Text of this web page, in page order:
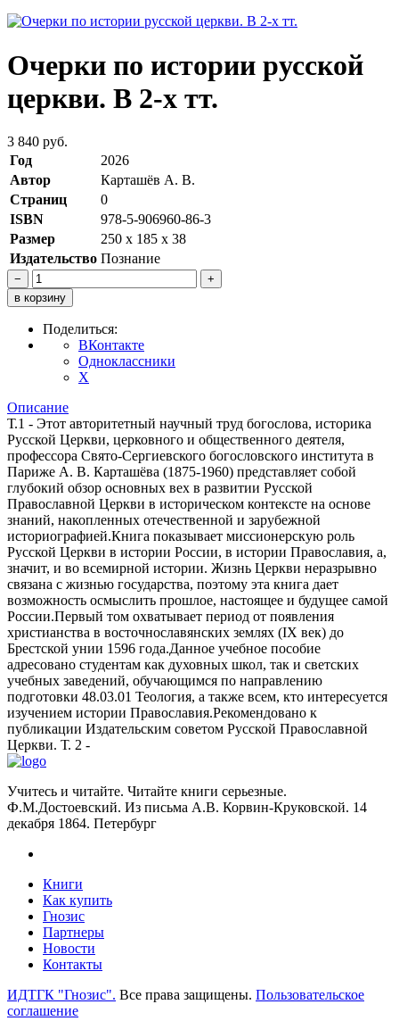
Очерки по истории русской
церкви. В 2-х тт.
3 840 руб.
Год
2026
Автор
Карташёв А. В.
Страниц
0
ISBN
978-5-906960-86-3
Размер
250 x 185 x 38
Издательство Познание
−
+
в корзину
Поделиться:
ВКонтакте
Одноклассники
X
Описание
Т.1 - Этот авторитетный научный труд богослова, историка
Русской Церкви, церковного и общественного деятеля,
профессора Свято-Сергиевского богословского института в
Париже А. В. Карташёва (1875-1960) представляет собой
глубокий обзор основных вех в развитии Русской
Православной Церкви в историческом контексте на основе
знаний, накопленных отечественной и зарубежной
историографией.Книга показывает миссионерскую роль
Русской Церкви в истории России, в истории Православия, а,
значит, и во всемирной истории. Жизнь Церкви неразрывно
связана с жизнью государства, поэтому эта книга дает
возможность осмыслить прошлое, настоящее и будущее самой
России.Первый том охватывает период от появления
христианства в восточнославянских землях (IX век) до
Брестской унии 1596 года.Данное учебное пособие
адресовано студентам как духовных школ, так и светских
учебных заведений, обучающимся по направлению
подготовки 48.03.01 Теология, а также всем, кто интересуется
изучением истории Православия.Рекомендовано к
публикации Издательским советом Русской Православной
Церкви. Т. 2 -
Учитесь и читайте. Читайте книги серьезные.
Ф.М.Достоевский. Из письма А.В. Корвин-Круковской. 14
декабря 1864. Петербург
Книги
Как купить
Гнозис
Партнеры
Новости
Контакты
ИДТГК "Гнозис". Все права защищены. Пользовательское
соглашение